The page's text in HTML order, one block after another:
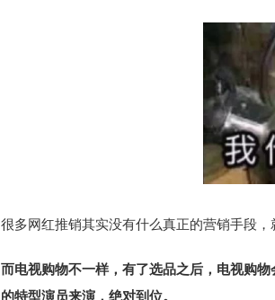
很多网红推销其实没有什么真正的营销手段，
而电视购物不一样，有了选品之后，电视购
的特型演员来演，绝对到位。